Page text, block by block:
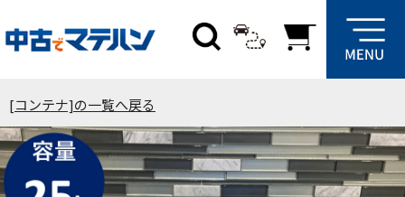
[コンテナ]の一覧へ戻る